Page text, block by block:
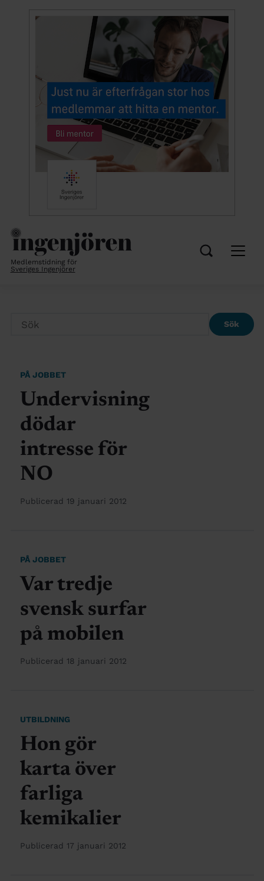
Medlemstidning för
Sveriges Ingenjörer
Sök
PÅ JOBBET
Undervisning
dödar
intresse för
NO
Publicerad 19 januari 2012
PÅ JOBBET
Var tredje
svensk surfar
på mobilen
Publicerad 18 januari 2012
UTBILDNING
Hon gör
karta över
farliga
kemikalier
Publicerad 17 januari 2012